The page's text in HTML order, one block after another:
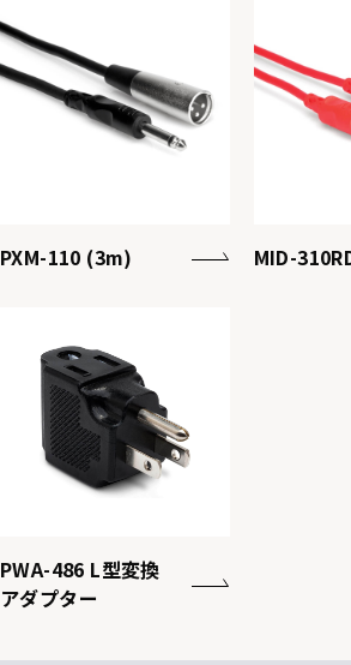
PXM-110 (3m) MID-
PWA-486 L型変換
アダプター